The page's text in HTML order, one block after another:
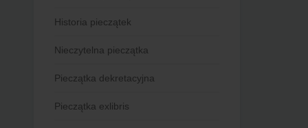
Historia pieczątek
Nieczytelna pieczątka
Pieczątka dekretacyjna
Pieczątka exlibris